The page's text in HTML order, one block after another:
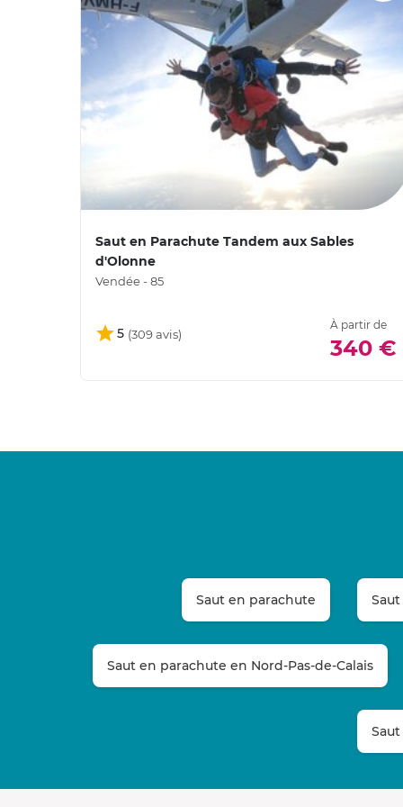
Saut en Parachute Tandem aux Sables
d'Olonne
Vendée - 85
5
À partir de
340 €
Saut en parachute
Saut en parachute en Nord-Pas-de-Calais